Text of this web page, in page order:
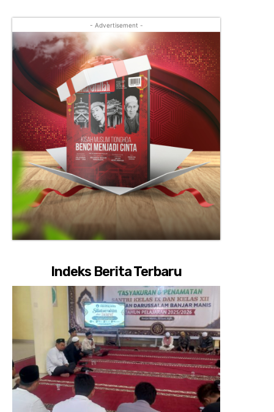
- Advertisement -
Indeks Berita Terbaru